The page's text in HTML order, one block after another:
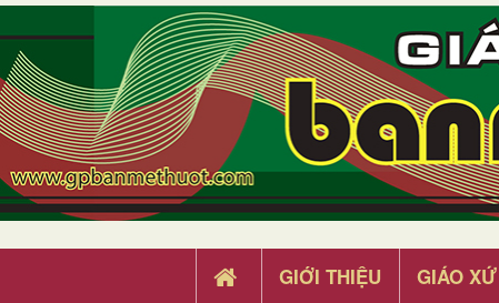
GIỚI THIỆU GIÁO XỨ